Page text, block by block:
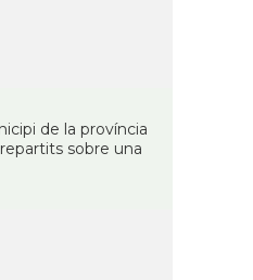
de la província
sobre una